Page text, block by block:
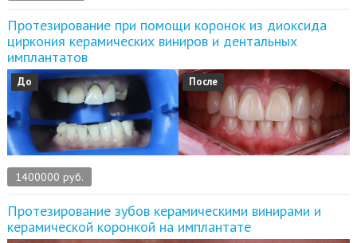
Протезирование при помощи коронок из диоксида
циркония керамических виниров и дентальных
имплантатов
До После
1400000 руб.
Протезирование зубов керамическими винирами и
керамической коронкой на имплантате